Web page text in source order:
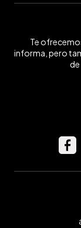
Te
informa, pero
de